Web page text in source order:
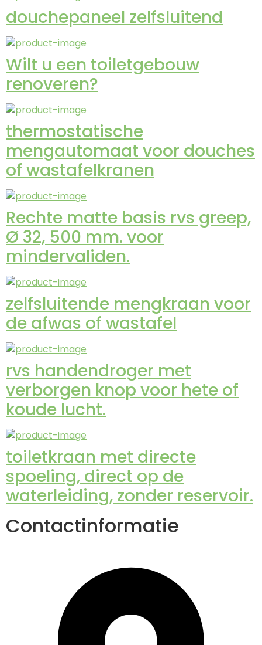
douchepaneel zelfsluitend
Wilt u een toiletgebouw
renoveren?
thermostatische
mengautomaat voor douches
of wastafelkranen
Rechte matte basis rvs greep,
Ø 32, 500 mm. voor
mindervaliden.
zelfsluitende mengkraan voor
de afwas of wastafel
rvs handendroger met
verborgen knop voor hete of
koude lucht.
toiletkraan met directe
spoeling, direct op de
waterleiding, zonder reservoir.
Contactinformatie